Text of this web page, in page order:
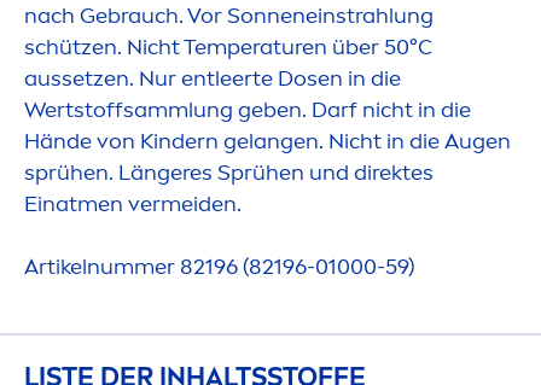
nach Gebrauch. Vor Sonneneinstrahlung
schützen. Nicht Temperaturen über 50°C
aussetzen. Nur entleerte Dosen in die
Wertstoffsammlung geben. Darf nicht in die
Hände von Kindern gelangen. Nicht in die Augen
sprühen. Längeres Sprühen und direktes
Einatmen vermeiden.
Artikelnummer 82196 (82196-01000-59)
LISTE DER INHALTSSTOFFE